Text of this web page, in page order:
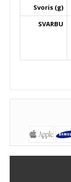
Svoris (g)
SVARBU